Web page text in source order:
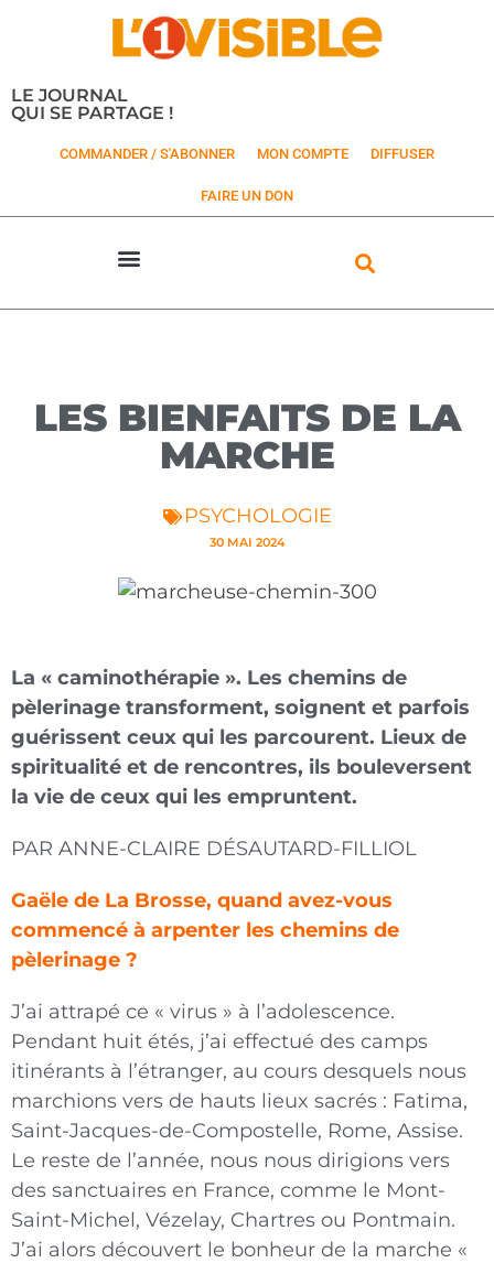
LE JOURNAL
QUI SE PARTAGE !
COMMANDER / S'ABONNER MON COMPTE DIFFUSER
FAIRE UN DON
LES BIENFAITS DE LA
MARCHE
PSYCHOLOGIE
30 MAI 2024
La « caminothérapie ». Les chemins de
pèlerinage transforment, soignent et parfois
guérissent ceux qui les parcourent. Lieux de
spiritualité et de rencontres, ils bouleversent
la vie de ceux qui les empruntent.
PAR ANNE-CLAIRE DÉSAUTARD-FILLIOL
Gaële de La Brosse, quand avez-vous
commencé à arpenter les chemins de
pèlerinage ?
J’ai attrapé ce « virus » à l’adolescence.
Pendant huit étés, j’ai effectué des camps
itinérants à l’étranger, au cours desquels nous
marchions vers de hauts lieux sacrés : Fatima,
Saint-Jacques-de-Compostelle, Rome, Assise.
Le reste de l’année, nous nous dirigions vers
des sanctuaires en France, comme le Mont-
Saint-Michel, Vézelay, Chartres ou Pontmain.
J’ai alors découvert le bonheur de la marche «